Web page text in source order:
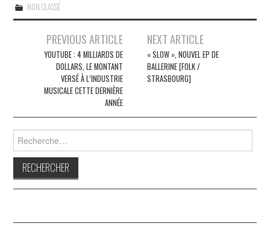
NON CLASSÉ
NavigationPREVIOUS ARTICLE
YOUTUBE : 4 MILLIARDS DE
DOLLARS, LE MONTANT
VERSÉ À L’INDUSTRIE
MUSICALE CETTE DERNIÈRE
ANNÉE
NEXT ARTICLE
« SLOW », NOUVEL EP DE
BALLERINE [FOLK /
STRASBOURG]